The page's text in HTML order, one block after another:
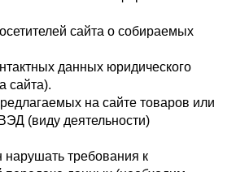
сайта о собираемых
данных юридического
сайта).
на сайте товаров или
(виду деятельности)
требования к